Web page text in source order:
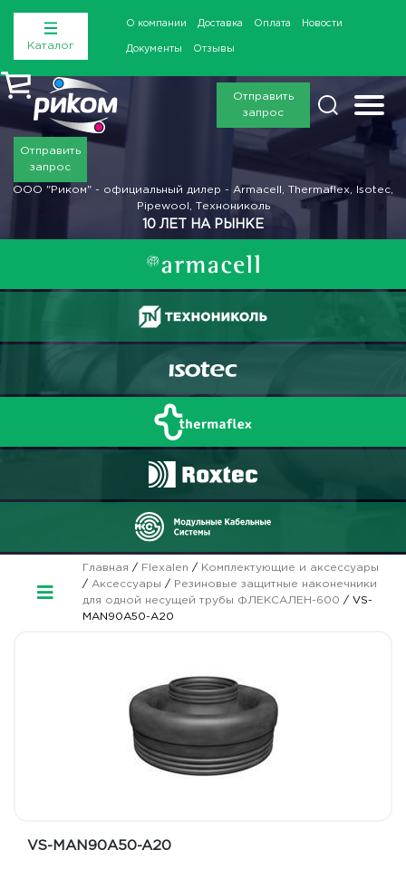
Каталог
О компании Доставка Оплата Новости
Документы Отзывы
Отправить
запрос
Отправить
запрос
ООО "Риком" - официальный дилер - Armacell, Thermaflex, Isotec,
Pipewool, Технониколь
10 ЛЕТ НА РЫНКЕ
Главная / Flexalen / Комплектующие и аксессуары
/ Аксессуары / Резиновые защитные наконечники
для одной несущей трубы ФЛЕКСАЛЕН-600 / VS-
MAN90A50-A20
VS-MAN90A50-A20